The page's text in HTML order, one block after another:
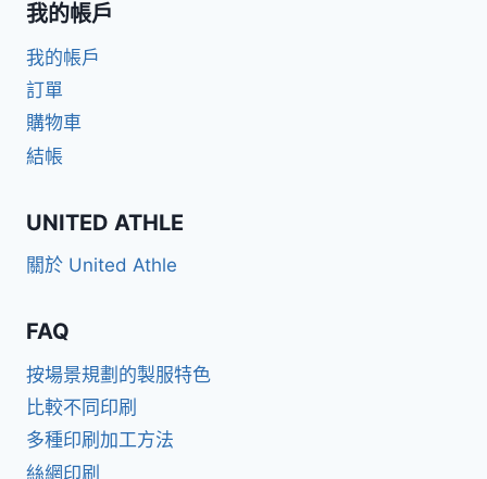
我的帳戶
我的帳戶
訂單
購物車
結帳
UNITED ATHLE
關於 United Athle
FAQ
按場景規劃的製服特色
比較不同印刷
多種印刷加工方法
絲網印刷